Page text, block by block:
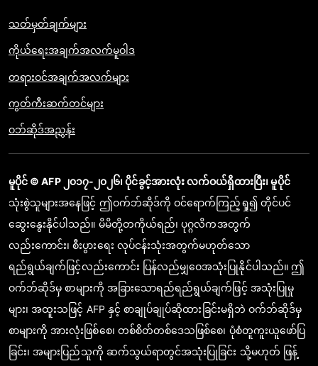
သတ်မှတ်ချက်များ
ကိုယ်ရေးအချက်အလက်မူဝါဒ
တရားဝင်အချက်အလက်များ
ကွတ်ကီးဆက်တင်များ
ဝဘ်ဆိုဒ်အညွှန်း
မူပိုင် © AFP ၂၀၁၇-၂၀၂၆၊ ပိုင်ခွင့်အားလုံး လက်ဝယ်ရှိထားပြီး၊ မူပိုင်
သုံးစွဲသူများအနေဖြင့် ဤဝက်ဘ်ဆိုဒ်ကို ဝင်ရောက်ကြည့်ရှု၍ တိုင်ပင်
ဆွေးနွေးနိုင်ပါသည်။ မိမိတို့တကိုယ်ရည်၊ ပုဂ္ဂလိကအတွက်
လည်းကောင်း၊ စီးပွားရေး လုပ်ငန်းသုံးအတွက်မဟုတ်သော
ရည်ရွယ်ချက်ဖြင့်လည်းကောင်း ပြန်လည်မျှဝေအသုံးပြုနိုင်ပါသည်။ ဤ
ဝက်ဘ်ဆိုဒ်မှ စာများကို အခြားသောရည်ရည်ရွယ်ချက်ဖြင့် အသုံးပြုမှု
များ၊ အထူးသဖြင့် AFP နှင့် စာချုပ်ချုပ်ဆိုထားခြင်းမရှိဘဲ ဝက်ဘ်ဆိုဒ်မှ
စာများကို အားလုံးဖြစ်စေ၊ တစ်စိတ်တစ်ဒေသဖြစ်စေ၊ ပုံစံတူကူးယူဖော်ပြ
ခြင်း၊ အများပြည်သူကို ဆက်သွယ်ရာတွင်အသုံးပြုခြင်း သို့မဟုတ် ဖြန့်